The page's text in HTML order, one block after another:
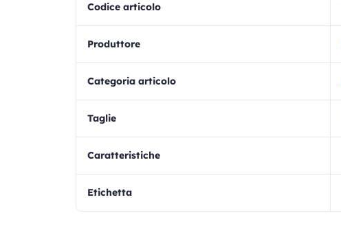
Codice articolo
Produttore
Categoria articolo
Taglie
Caratteristiche
Etichetta